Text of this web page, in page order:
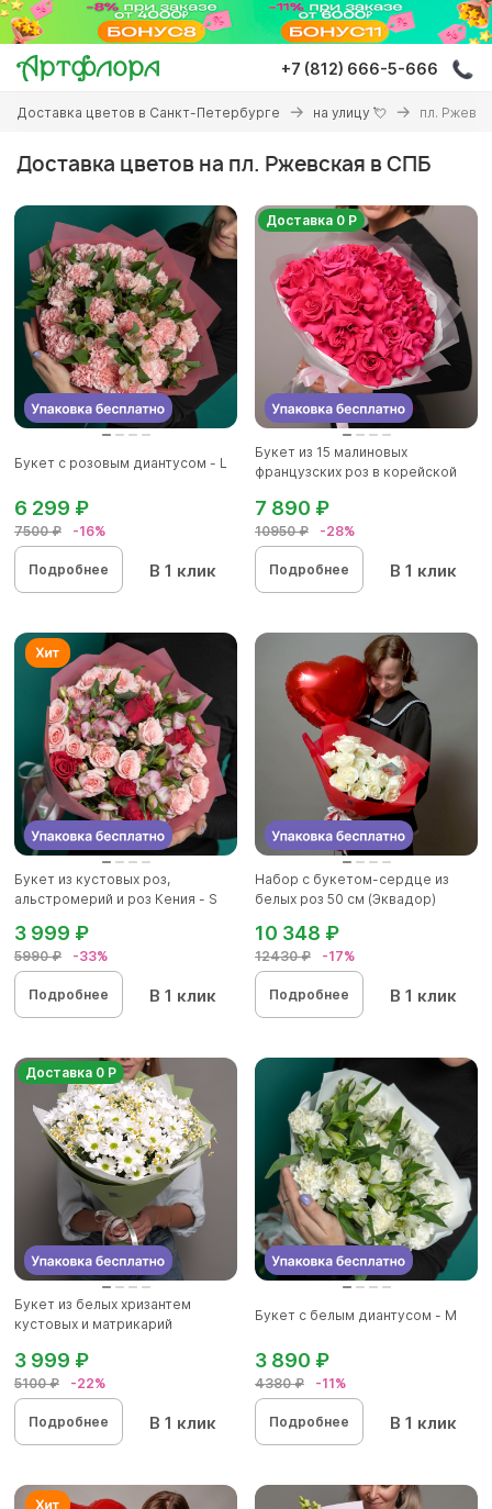
Перейти
основному
содержанию
+7 (812) 666-5-666
Вы
здесь
Доставка цветов в Санкт-Петербурге на улицу 💘 пл.
Доставка цветов на пл. Ржевская в СПБ
Букет с розовым диантусом - L
7500 ₽ -16%
6 299 ₽
Подробнее В 1 клик
Доставка 0 Р
Букет из 15 малиновых
французских роз в корейской
10950 ₽ -28%
7 890 ₽
Подробнее В 1 клик
Букет из кустовых роз,
альстромерий и роз Кения - S
5990 ₽ -33%
3 999 ₽
Подробнее В 1 клик
Набор с букетом-сердце из
белых роз 50 см (Эквадор)
12430 ₽ -17%
10 348 ₽
Подробнее В 1 клик
Доставка 0 Р
Букет из белых хризантем
кустовых и матрикарий
5100 ₽ -22%
3 999 ₽
Подробнее В 1 клик
Букет с белым диантусом - M
4380 ₽ -11%
3 890 ₽
Подробнее В 1 клик